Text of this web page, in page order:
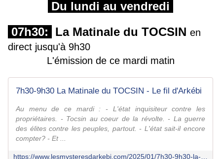
Du lundi au vendredi
07h30:
La Matinale du TOCSIN en
direct jusqu'à 9h30
L'émission de ce mardi matin
7h30-9h30 La Matinale du TOCSIN - Le fil d'Arkébi
Au menu de ce mardi : - L'état inquisiteur contre les
propriétaires. - Tocsin au coeur de la révolte. - La guerre
des élites contre les peuples, partout. - L'état sait-il encore
compter? - Et ...